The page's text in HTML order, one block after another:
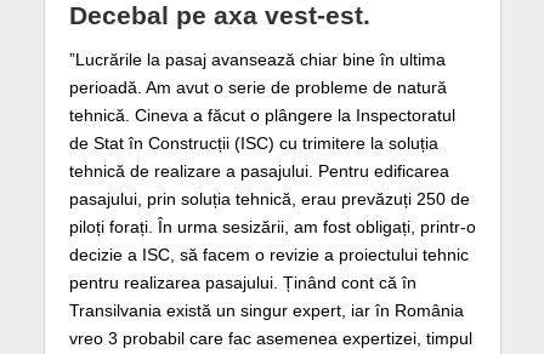
Decebal pe axa vest-est.
”Lucrările la pasaj avansează chiar bine în ultima
perioadă. Am avut o serie de probleme de natură
tehnică. Cineva a făcut o plângere la Inspectoratul
de Stat în Construcții (ISC) cu trimitere la soluția
tehnică de realizare a pasajului. Pentru edificarea
pasajului, prin soluția tehnică, erau prevăzuți 250 de
piloți forați. În urma sesizării, am fost obligați, printr-o
decizie a ISC, să facem o revizie a proiectului tehnic
pentru realizarea pasajului. Ținând cont că în
Transilvania există un singur expert, iar în România
vreo 3 probabil care fac asemenea expertizei, timpul